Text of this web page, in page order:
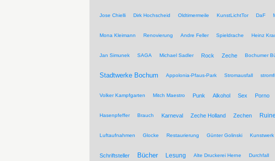
Jose Chielli Dirk Hochscheid Oldtimermeile KunstLichtTor DaF
Mona Kleimann Renovierung Andre Feller Spieldrache Heinz
Jan Simunek SAGA Michael Sadler Rock Zeche Bochumer
Stadtwerke Bochum Appolonia-Pfaus-Park Stromausfall
Volker Kampfgarten Mitch Maestro Punk Alkohol Sex Porno
Hasenpfeffer Brauch Karneval Zeche Holland Zechen Ruine
Luftaufnahmen Glocke Restaurierung Günter Golinski Kunstwerk
Schriftsteller Bücher Lesung Alte Druckerei Herne Durchfall